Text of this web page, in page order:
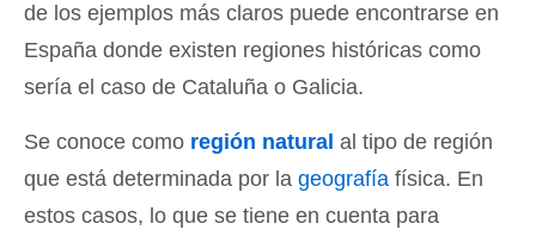
de los ejemplos más claros puede encontrarse en
España donde existen regiones históricas como
sería el caso de Cataluña o Galicia.
Se conoce como región natural al tipo de región
que está determinada por la geografía física. En
estos casos, lo que se tiene en cuenta para